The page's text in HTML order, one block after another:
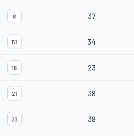
8 37
51 34
16 23
21 38
23 38